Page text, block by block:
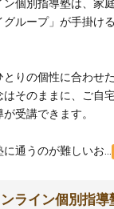
ン個別指導塾は、家
グループ」が手掛け
とりの個性に合わせ
はそのままに、ご自
受講できます。
通うのが難しいお...
ンライン個別指